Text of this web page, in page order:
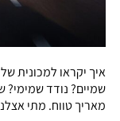
שמיים? נודד שמימי?
מאריך טווח. מתי אצלנו?